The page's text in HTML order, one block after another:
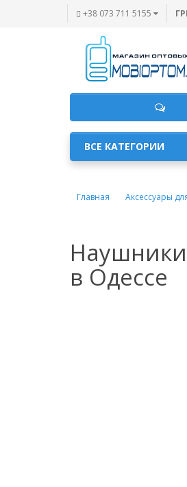
+38 073 711 5155
ВСЕ КАТЕГОРИИ
Главная Аксессуары
в Одессе